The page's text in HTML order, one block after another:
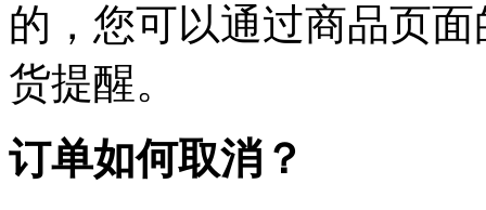
的，您可以通过商品页
货提醒。
订单如何取消？